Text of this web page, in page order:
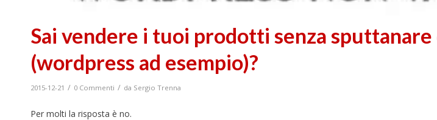
Sai vendere i tuoi prodotti senza
(wordpress ad esempio)?
2015-12-21 / 0 Commenti / da Sergio Trenna
Per molti la risposta è no.